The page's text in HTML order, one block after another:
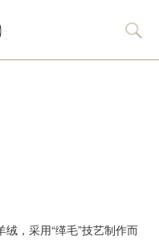
绒，采用“缂毛”技艺制作而